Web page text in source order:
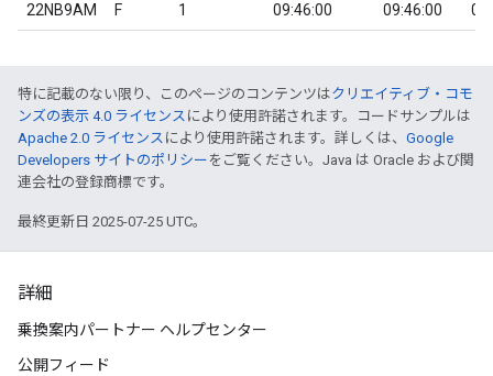
22NB9AM F 1 09:46:00 09:46:00 0
特に記載のない限り、このページのコンテンツはクリエイティブ・コモ
ンズの表示 4.0 ライセンス により使用許諾されます。コードサンプルは
Apache 2.0 ライセンス により使用許諾されます。詳しくは、 Google
Developers サイトのポリシー をご覧ください。Java は Oracle および関
連会社の登録商標です。
最終更新日 2025-07-25 UTC。
詳細
乗換案内パートナー ヘルプセンター
公開フィード